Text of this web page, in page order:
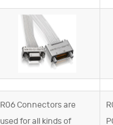
R06 Connectors are
used for all kinds of